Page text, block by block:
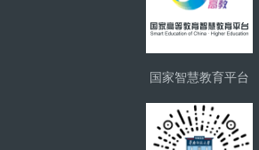
国家智慧教育平台